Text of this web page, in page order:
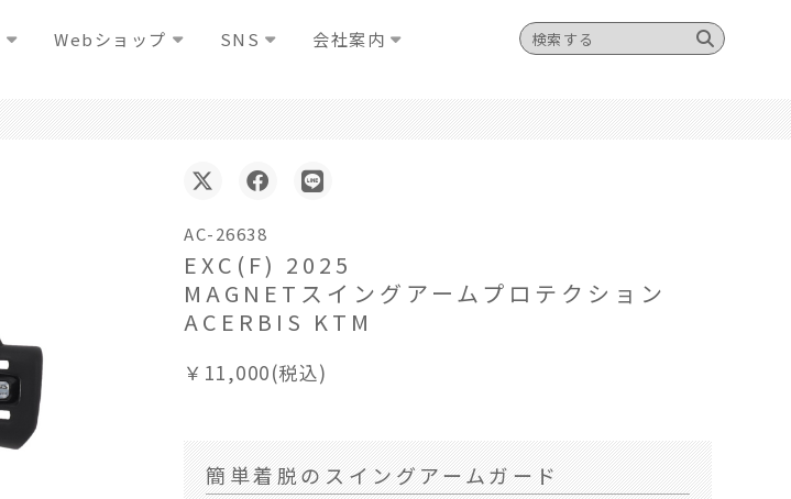
Webショップ SNS 会社案内
AC-26638
EXC(F) 2025
MAGNETスイングアームプロテクション
ACERBIS KTM
￥11,000(税込)
簡単着脱のスイングアームガード